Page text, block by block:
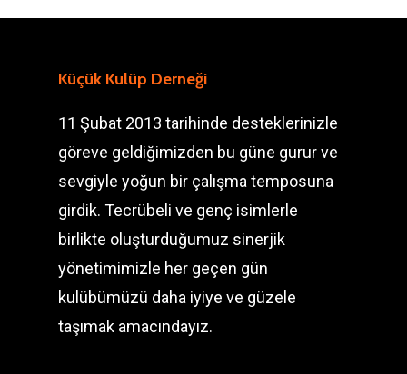
Küçük Kulüp Derneği
11 Şubat 2013 tarihinde desteklerinizle
göreve geldiğimizden bu güne gurur ve
sevgiyle yoğun bir çalışma temposuna
girdik. Tecrübeli ve genç isimlerle
birlikte oluşturduğumuz sinerjik
yönetimimizle her geçen gün
kulübümüzü daha iyiye ve güzele
taşımak amacındayız.